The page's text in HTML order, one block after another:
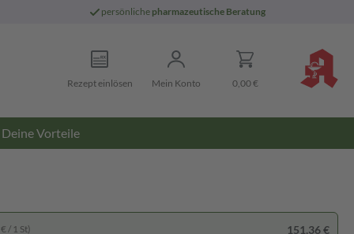
persönliche pharmazeutische Beratung
Rezept einlösen Mein Konto 0,00 €
Deine Vorteile
/ 1 St) 151,36 €